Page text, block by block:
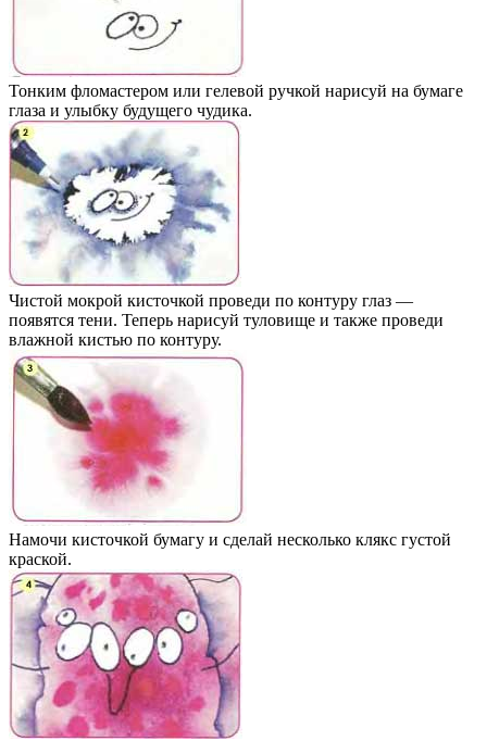
Тонким фломастером или гелевой ручкой нарисуй на бумаге
глаза и улыбку будущего чудика.
Чистой мокрой кисточкой проведи по контуру глаз —
появятся тени. Теперь нарисуй туловище и также проведи
влажной кистью по контуру.
Намочи кисточкой бумагу и сделай несколько клякс густой
краской.